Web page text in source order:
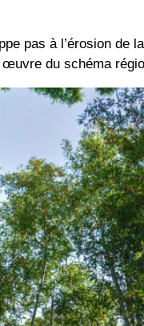
pas à l’érosion de
du schéma